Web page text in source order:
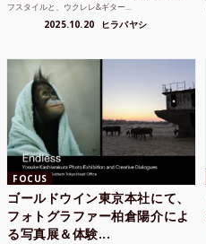
フスタイルと、ウクレレ&ギター...
2025.10.20 ヒラバヤシ
FOCUS
ゴールドウイン東京本社にて、
フォトグラファー柏倉陽介によ
る写真展＆体験...